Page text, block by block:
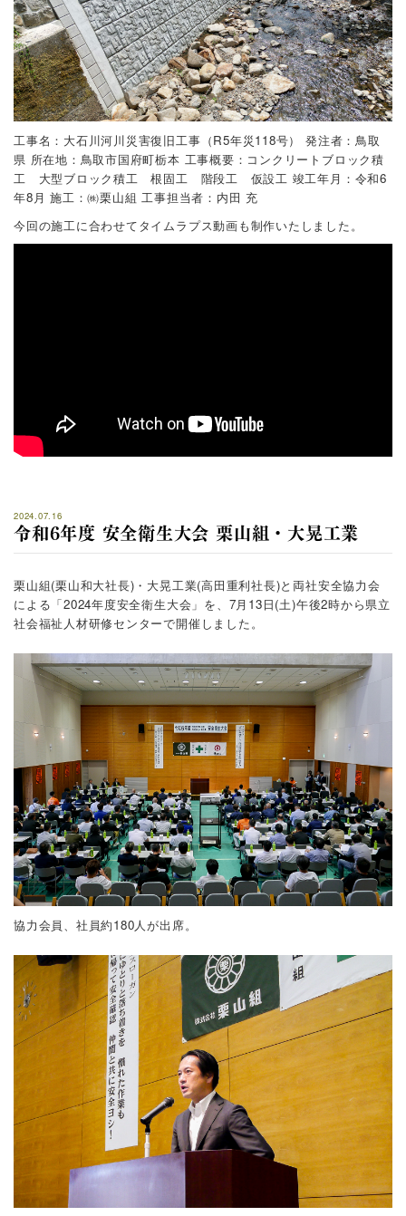
工事名：大石川河川災害復旧工事（R5年災118号）
発注者：鳥取
県 所在地：鳥取市国府町栃本 工事概要：コンクリートブロック積
工 大型ブロック積工 根固工 階段工 仮設工 竣工年月：令和6
年8月施工：㈱栗山組工事担当者：内田 充
今回の施工に合わせてタイムラプス動画も制作いたしました。
2024.07.16
令和6年度 安全衛生大会 栗山組・大晃工業
栗山組(栗山和大社長)・大晃工業(高田重利社長)と両社安全協力会
による「2024年度安全衛生大会」を、7月13日(土)午後2時から県立
社会福祉人材研修センターで開催しました。
協力会員、社員約180人が出席。